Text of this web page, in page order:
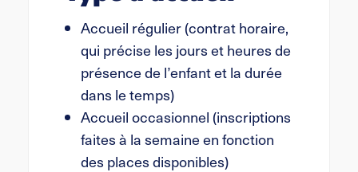
Accueil régulier (contrat horaire,
qui précise les jours et heures de
présence de l’enfant et la durée
dans le temps)
Accueil occasionnel (inscriptions
faites à la semaine en fonction
des places disponibles)